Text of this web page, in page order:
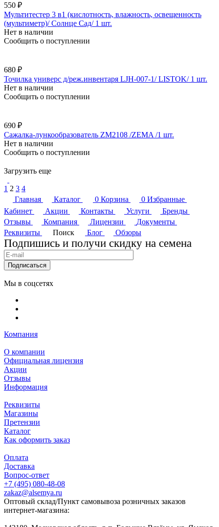
550 ₽
Мультитестер 3 в1 (кислотность, влажность, освещенность
(мультиметр)/ Солнце Сад/ 1 шт.
Нет в наличии
Сообщить о поступлении
680 ₽
Точилка универс д/реж.инвентаря LJH-007-1/ LISTOK/ 1 шт.
Нет в наличии
Сообщить о поступлении
690 ₽
Сажалка-лункообразователь ZM2108 /ZEMA /1 шт.
Нет в наличии
Сообщить о поступлении
Загрузить еще
1 2 3 4
Главная
Каталог 0 Корзина 0 Избранные
Кабинет
Акции Контакты Услуги
Бренды
Отзывы
Компания Лицензии
Документы
Реквизиты
Поиск Блог Обзоры
Подпишись и получи скидку на семена
Подписаться
Мы в соцсетях
Компания
О компании
Официальная лицензия
Акции
Отзывы
Информация
Реквизиты
Магазины
Претензии
Каталог
Как оформить заказ
Оплата
Доставка
Вопрос-ответ
+7 (495) 080-48-08
zakaz@alsemya.ru
Оптовый склад/Пункт самовывоза розничных заказов
интернет-магазина: